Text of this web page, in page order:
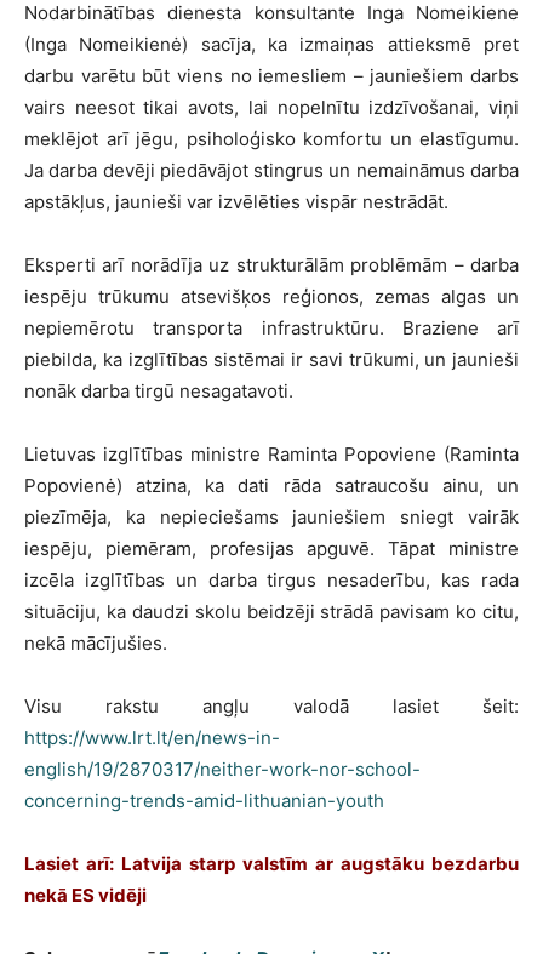
Nodarbinātības dienesta konsultante Inga Nomeikiene
(Inga Nomeikienė) sacīja, ka izmaiņas attieksmē pret
darbu varētu būt viens no iemesliem – jauniešiem darbs
vairs neesot tikai avots, lai nopelnītu izdzīvošanai, viņi
meklējot arī jēgu, psiholoģisko komfortu un elastīgumu.
Ja darba devēji piedāvājot stingrus un nemaināmus darba
apstākļus, jaunieši var izvēlēties vispār nestrādāt.
Eksperti arī norādīja uz strukturālām problēmām – darba
iespēju trūkumu atsevišķos reģionos, zemas algas un
nepiemērotu transporta infrastruktūru. Braziene arī
piebilda, ka izglītības sistēmai ir savi trūkumi, un jaunieši
nonāk darba tirgū nesagatavoti.
Lietuvas izglītības ministre Raminta Popoviene (Raminta
Popovienė) atzina, ka dati rāda satraucošu ainu, un
piezīmēja, ka nepieciešams jauniešiem sniegt vairāk
iespēju, piemēram, profesijas apguvē. Tāpat ministre
izcēla izglītības un darba tirgus nesaderību, kas rada
situāciju, ka daudzi skolu beidzēji strādā pavisam ko citu,
nekā mācījušies.
Visu rakstu angļu valodā lasiet šeit:
https://www.lrt.lt/en/news-in-
english/19/2870317/neither-work-nor-school-
concerning-trends-amid-lithuanian-youth
Lasiet arī: Latvija starp valstīm ar augstāku bezdarbu
nekā ES vidēji